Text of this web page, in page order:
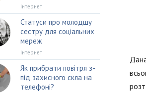
Інтернет
Статуси про молодшу
сестру для соціальних
мереж
Інтернет
Як прибрати повітря з-
під захисного скла на
телефоні?